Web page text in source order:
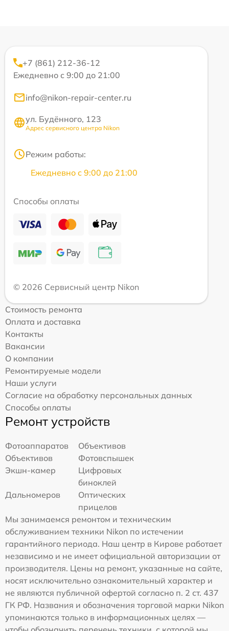
+7 (861) 212-36-12
Ежедневно с 9:00 до 21:00
info@nikon-repair-center.ru
ул. Будённого, 123
Адрес сервисного центра Nikon
Режим работы:
Ежедневно с 9:00 до 21:00
Способы оплаты
© 2026 Сервисный центр Nikon
Стоимость ремонта
Оплата и доставка
Контакты
Вакансии
О компании
Ремонтируемые модели
Наши услуги
Согласие на обработку персональных данных
Способы оплаты
Ремонт устройств
Фотоаппаратов
Объективов
Объективов
Фотовспышек
Экшн-камер
Цифровых
биноклей
Дальномеров
Оптических
прицелов
Мы занимаемся ремонтом и техническим
обслуживанием техники Nikon по истечении
гарантийного периода. Наш центр в Кирове работает
независимо и не имеет официальной авторизации от
производителя. Цены на ремонт, указанные на сайте,
носят исключительно ознакомительный характер и
не являются публичной офертой согласно п. 2 ст. 437
ГК РФ. Названия и обозначения торговой марки Nikon
упоминаются только в информационных целях —